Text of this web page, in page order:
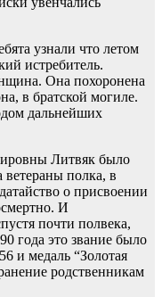
узнали что летом
истребитель.
Она похоронена
в братской могиле.
дальнейших
Литвяк было
ветераны полка, в
о присвоении
И
почти полвека,
года это звание было
и медаль “Золотая
родственникам